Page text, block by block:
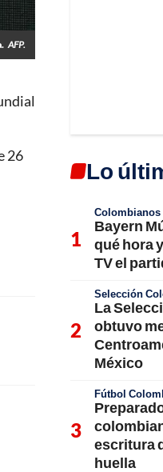
AFP.
26
Lo
Colombianos
Bayern
qué hora
TV el
Selección
La
obtuvo
México
Fútbol
escritura
huella